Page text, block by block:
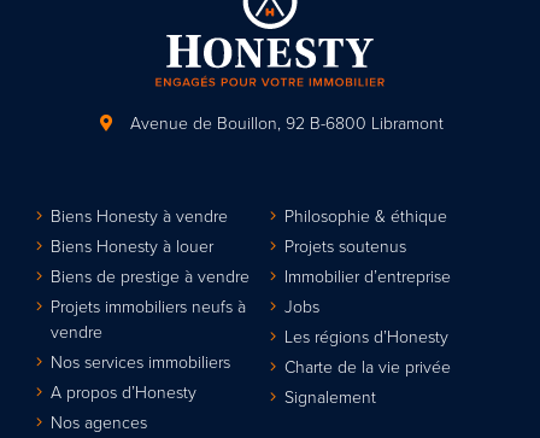
Avenue de Bouillon, 92 B-6800 Libramont
Biens Honesty à vendre
Biens Honesty à louer
Biens de prestige à vendre
Projets immobiliers neufs à
vendre
Nos services immobiliers
A propos d’Honesty
Nos agences
Philosophie & éthique
Projets soutenus
Immobilier d’entreprise
Jobs
Les régions d’Honesty
Charte de la vie privée
Signalement